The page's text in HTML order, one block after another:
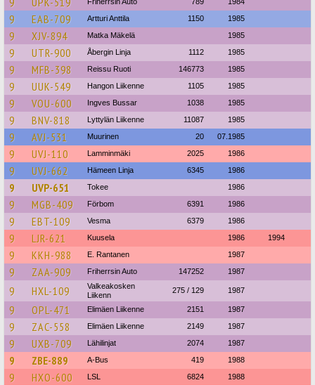
9 EAB-709 Artturi Anttila 1150 1985
9 XJV-894 Matka Mäkelä 1985
9 UTR-900 Åbergin Linja 1112 1985
9 MFB-398 Reissu Ruoti 146773 1985
9 UUK-549 Hangon Liikenne 1105 1985
9 VOU-600 Ingves Bussar 1038 1985
9 BNV-818 Lyttylän Liikenne 11087 1985
9 AVJ-531 Muurinen 20 07.1985
9 UVJ-110 Lamminmäki 2025 1986
9 UVJ-662 Hämeen Linja 6345 1986
9 UVP-651 Tokee 1986
9 MGB-409 Förbom 6391 1986
9 EBT-109 Vesma 6379 1986
9 LJR-621 Kuusela 1986 1994
9 KKH-988 E. Rantanen 1987
9 ZAA-909 Friherrsin Auto 147252 1987
9 HXL-109
Valkeakosken
Liikenn
275 / 129 1987
9 OPL-471 Elimäen Liikenne 2151 1987
9 ZAC-558 Elimäen Liikenne 2149 1987
9 UXB-709 Lähilinjat 2074 1987
9 ZBE-889 A-Bus 419 1988
9 HXO-600 LSL 6824 1988